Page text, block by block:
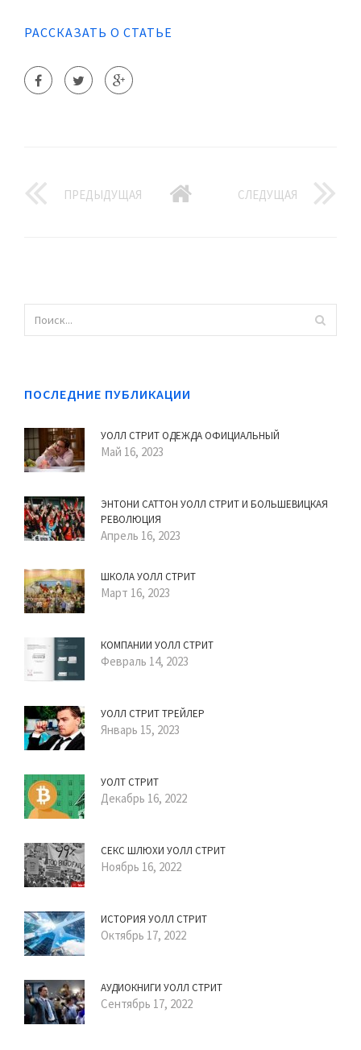
РАССКАЗАТЬ О СТАТЬЕ
ПРЕДЫДУЩАЯ СЛЕДУЩАЯ
ПОСЛЕДНИЕ ПУБЛИКАЦИИ
УОЛЛ СТРИТ ОДЕЖДА ОФИЦИАЛЬНЫЙ
Май 16, 2023
ЭНТОНИ САТТОН УОЛЛ СТРИТ И БОЛЬШЕВИЦКАЯ
РЕВОЛЮЦИЯ
Апрель 16, 2023
ШКОЛА УОЛЛ СТРИТ
Март 16, 2023
КОМПАНИИ УОЛЛ СТРИТ
Февраль 14, 2023
УОЛЛ СТРИТ ТРЕЙЛЕР
Январь 15, 2023
УОЛТ СТРИТ
Декабрь 16, 2022
СЕКС ШЛЮХИ УОЛЛ СТРИТ
Ноябрь 16, 2022
ИСТОРИЯ УОЛЛ СТРИТ
Октябрь 17, 2022
АУДИОКНИГИ УОЛЛ СТРИТ
Сентябрь 17, 2022